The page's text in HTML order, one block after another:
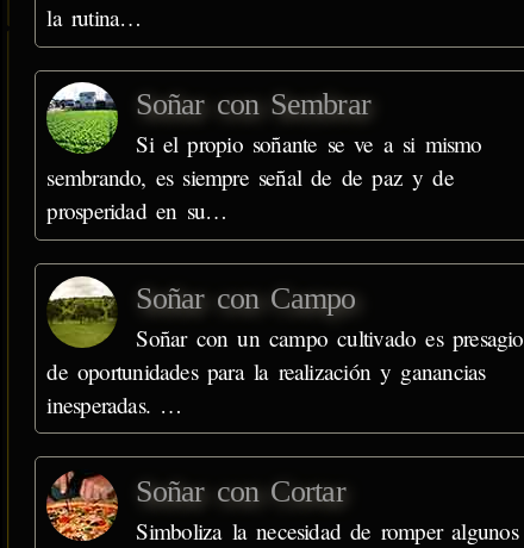
la rutina…
Soñar con Sembrar
Si el propio soñante se ve a si mismo
sembrando, es siempre señal de de paz y de
prosperidad en su…
Soñar con Campo
Soñar con un campo cultivado es presagio
de oportunidades para la realización y ganancias
inesperadas. …
Soñar con Cortar
Simboliza la necesidad de romper algunos